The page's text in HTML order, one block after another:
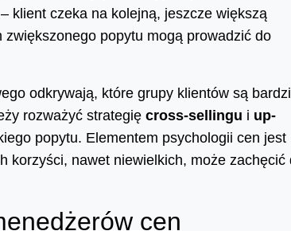
klient czeka na kolejną, jeszcze większą
popytu mogą prowadzić do
odkrywają, które grupy klientów są
rozważyć strategię cross-sellingu i up-
popytu. Elementem psychologii cen jest
korzyści, nawet niewielkich, może zachęcić
cen